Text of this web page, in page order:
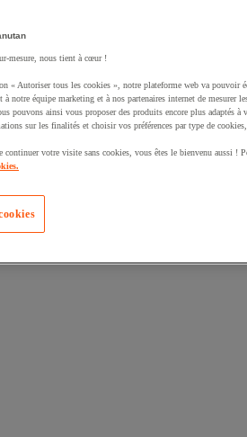
produit à votre panier :
mesure, nous tient à cœur !
« Autoriser tous les cookies », notre plateforme web va pouvoir
notre équipe marketing et à nos partenaires internet de mesurer
pouvons ainsi vous proposer des produits encore plus adaptés
sur les finalités et choisir vos préférences par type de
continuer votre visite sans cookies, vous êtes le bienvenu aussi !